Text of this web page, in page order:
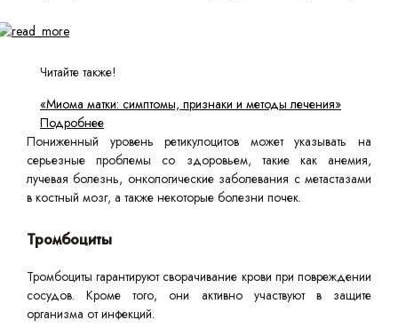
Читайте также!
«Миома матки: симптомы, признаки и методы лечения»
Подробнее
Пониженный уровень ретикулоцитов может указывать на
серьезные проблемы со здоровьем, такие как анемия,
лучевая болезнь, онкологические заболевания с метастазами
в костный мозг, а также некоторые болезни почек.
Тромбоциты
Тромбоциты гарантируют сворачивание крови при повреждении
сосудов. Кроме того, они активно участвуют в защите
организма от инфекций.